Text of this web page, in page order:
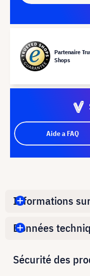
Partenaire
Shops
Aide a FAQ
Informations
Données
Sécurité des